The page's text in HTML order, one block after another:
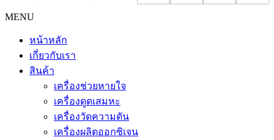
MENU
หน้าหลัก
เกี่ยวกับเรา
สินค้า
เครื่องช่วยหายใจ
เครื่องดูดเสมหะ
เครื่องวัดความดัน
เครื่องผลิตออกซิเจน